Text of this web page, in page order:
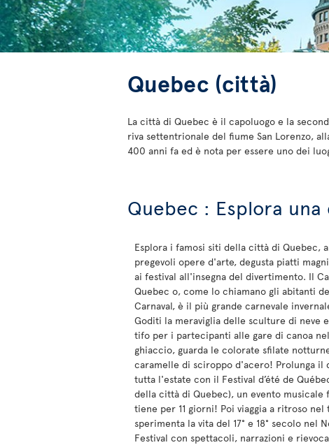
Quebec (città)
La città di Quebec è il capoluogo e la
riva settentrionale del fiume San Lorenzo,
400 anni fa ed è nota per essere uno dei
Quebec : Esplora
Esplora i famosi siti della città di Quebec,
pregevoli opere d'arte, degusta piatti
ai festival all'insegna del divertimento. Il
Quebec o, come lo chiamano gli abitanti
Carnaval, è il più grande carnevale
Goditi la meraviglia delle sculture di neve
tifo per i partecipanti alle gare di canoa nel
ghiaccio, guarda le colorate sfilate
caramelle di sciroppo d'acero! Prolunga il
tutta l'estate con il Festival d’été de
della città di Quebec), un evento musicale
tiene per 11 giorni! Poi viaggia a ritroso nel
sperimenta la vita del 17° e 18° secolo nel
Festival con spettacoli, narrazioni e